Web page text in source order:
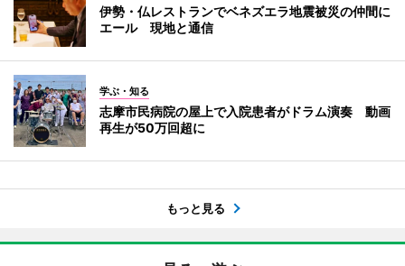
伊勢・仏レストランでベネズエラ地震被災の仲間に
エール 現地と通信
学ぶ・知る
志摩市民病院の屋上で入院患者がドラム演奏 動画
再生が50万回超に
もっと見る